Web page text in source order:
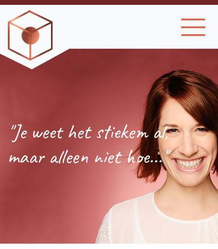
"Je weet het stiekem al,
maar alleen niet hoe..."